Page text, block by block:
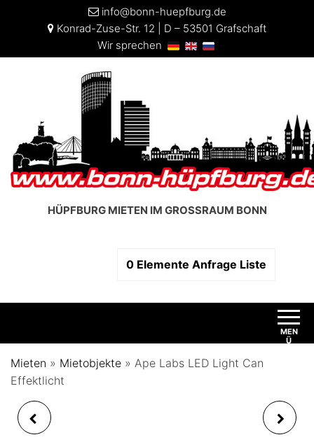
info@bonn-huepfburg.de
Konrad-Zuse-Str. 12 | D – 53501 Grafschaft
Wir sprechen
HÜPFBURG MIETEN IM GROSSRAUM BONN
0 Elemente Anfrage Liste
MEN
Ü
Mieten » Mietobjekte » Ape Labs LED Light Can
Effektlicht